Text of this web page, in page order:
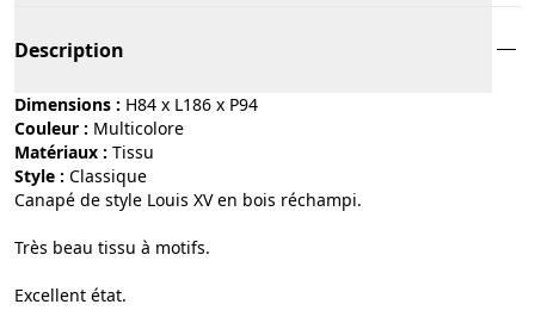
Description
Dimensions : H84 x L186 x P94
Couleur :
multicolore
Matériaux :
tissu
Style :
classique
Canapé de style Louis XV en bois réchampi.
Très beau tissu à motifs.
Excellent état.